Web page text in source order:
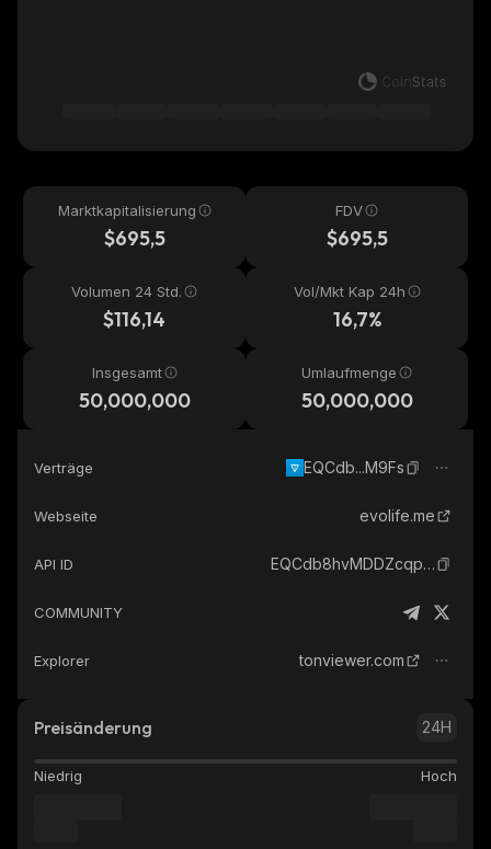
Marktkapitalisierung
$695,5
FDV
$695,5
Volumen 24 Std.
$116,14
Vol/Mkt Kap 24h
16,7%
Insgesamt
50,000,000
Umlaufmenge
50,000,000
Verträge EQCdb...M9Fs
Webseite evolife.me
API ID EQCdb8hvMDDZcqpPGH-cCj3iMuom9P57mMyrdoHNNyXHM9Fs_the-open-network
COMMUNITY
Explorer tonviewer.com
Preisänderung 24H
Niedrig Hoch